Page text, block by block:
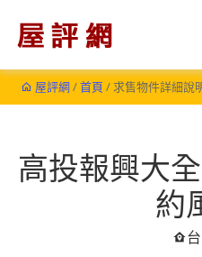
屋評網/首頁 / 求售物件詳細說
高投報興大
約